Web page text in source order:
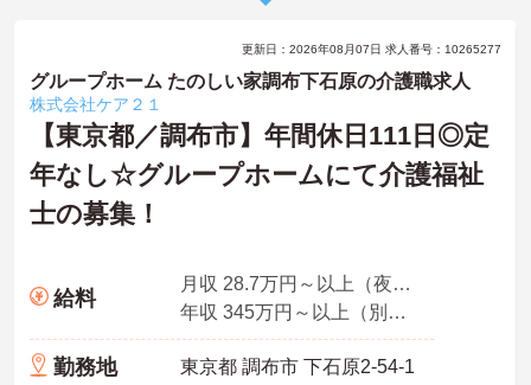
更新日：2026年08月07日 求人番号：10265277
グループホーム たのしい家調布下石原の介護職求人
株式会社ケア２１
【東京都／調布市】年間休日111日◎定
年なし☆グループホームにて介護福祉
士の募集！
給料
月収 28.7万円～以上（夜勤5回分・諸手当込み）
年収 345万円～以上（別途賞与付与）
勤務地 東京都 調布市 下石原2-54-1